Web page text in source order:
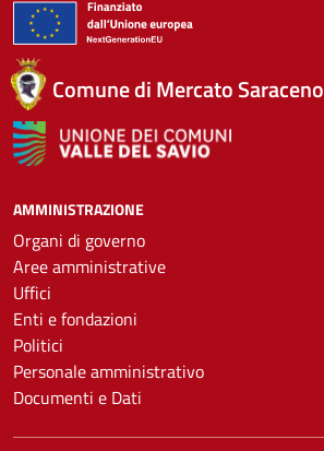
Comune di Mercato Saraceno
AMMINISTRAZIONE
Organi di governo
Aree amministrative
Uffici
Enti e fondazioni
Politici
Personale amministrativo
Documenti e Dati